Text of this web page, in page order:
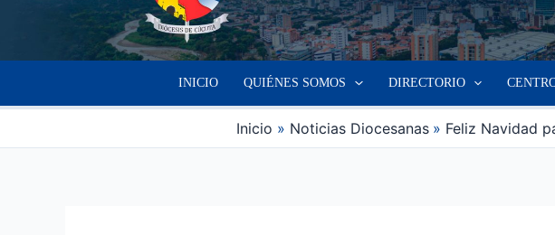
INICIO QUIÉNES SOMOS DIRECTORIO
Inicio Noticias Diocesanas Feliz Navidad